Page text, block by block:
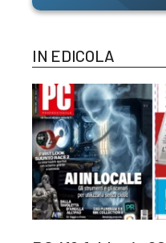
IN EDICOLA